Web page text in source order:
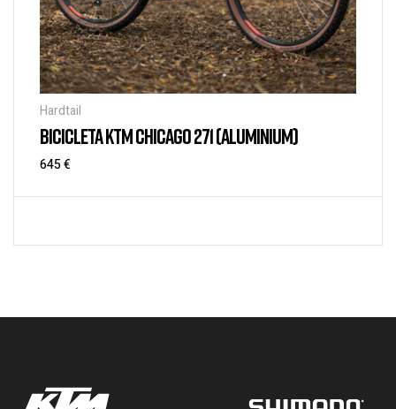
Hardtail
BICICLETA KTM CHICAGO 271 (ALUMINIUM)
645€